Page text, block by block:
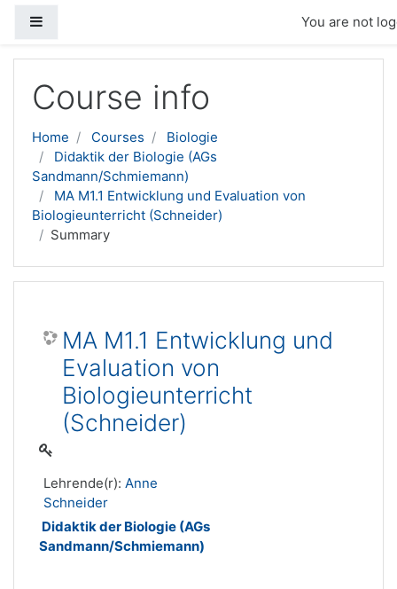
You are not
Course info
Home Courses
Biologie
Didaktik der Biologie (AGs
Sandmann/Schmiemann)
MA M1.1 Entwicklung und Evaluation von
Biologieunterricht (Schneider)
Summary
MA M1.1 Entwicklung und
Evaluation von
Biologieunterricht
(Schneider)
Lehrende(r): Anne
Schneider
Didaktik der Biologie (AGs
Sandmann/Schmiemann)